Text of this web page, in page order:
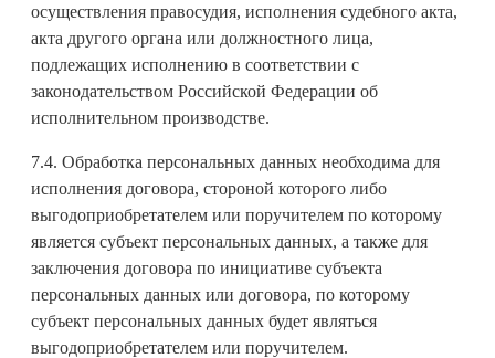
осуществления правосудия, исполнения судебного акта,
акта другого органа или должностного лица,
подлежащих исполнению в соответствии с
законодательством Российской Федерации об
исполнительном производстве.
7.4. Обработка персональных данных необходима для
исполнения договора, стороной которого либо
выгодоприобретателем или поручителем по которому
является субъект персональных данных, а также для
заключения договора по инициативе субъекта
персональных данных или договора, по которому
субъект персональных данных будет являться
выгодоприобретателем или поручителем.